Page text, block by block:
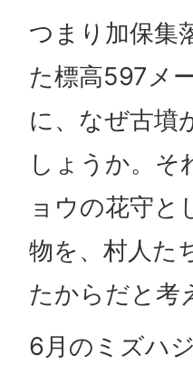
つまり加保集
た標高597メ
に、なぜ古墳
しょうか。そ
ョウの花守と
物を、村人た
たからだと考
6月のミズハ